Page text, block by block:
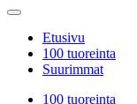
Etusivu
100 tuoreinta
Suurimmat
100 tuoreinta